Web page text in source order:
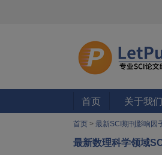
首页 关于我们
首页 > 最新SCI期刊影响因
最新数理科学领域